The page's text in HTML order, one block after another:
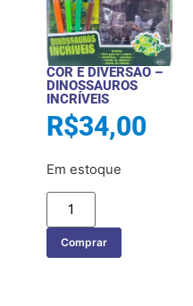
COR E DIVERSÃO –
DINOSSAUROS
INCRÍVEIS
R$34,00
Em estoque
Comprar